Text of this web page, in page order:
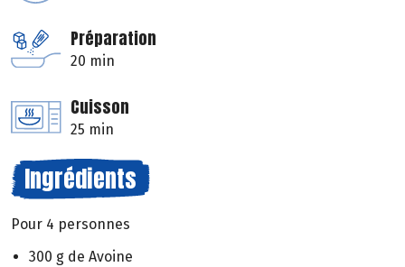
Préparation
20 min
Cuisson
25 min
Ingrédients
Pour 4 personnes
300 g de Avoine